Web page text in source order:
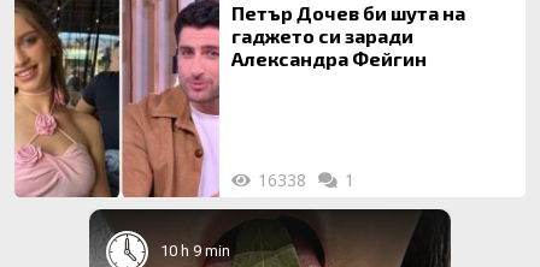
Петър Дочев би шута на
гаджето си заради
Александра Фейгин
16338 1
10 h 9 min